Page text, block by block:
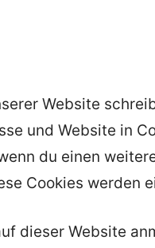
Website
und Website in
du einen
Cookies werden
dieser Website